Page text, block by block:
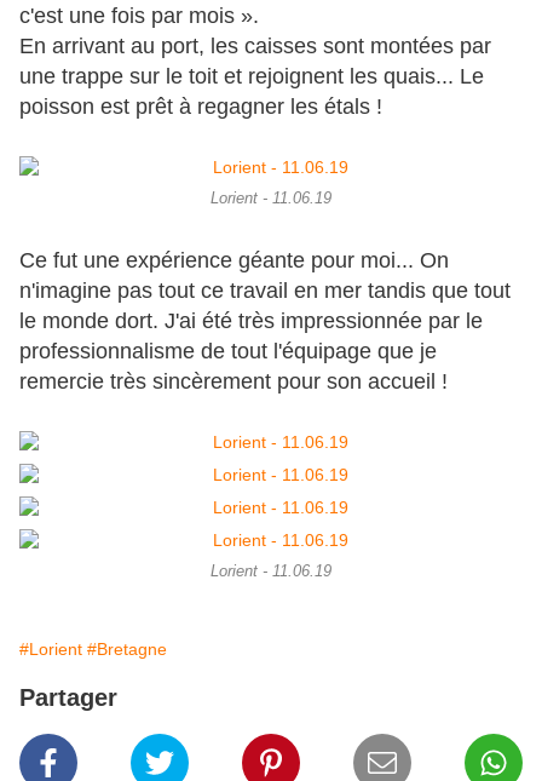
c'est une fois par mois ».
En arrivant au port, les caisses sont montées par
une trappe sur le toit et rejoignent les quais... Le
poisson est prêt à regagner les étals !
Lorient - 11.06.19
Ce fut une expérience géante pour moi... On
n'imagine pas tout ce travail en mer tandis que tout
le monde dort. J'ai été très impressionnée par le
professionnalisme de tout l'équipage que je
remercie très sincèrement pour son accueil !
Lorient - 11.06.19
#Lorient #Bretagne
Partager